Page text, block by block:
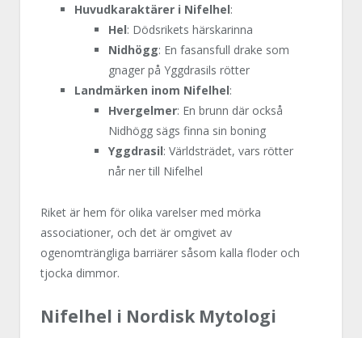
Huvudkaraktärer i Nifelhel:
Hel: Dödsrikets härskarinna
Nidhögg: En fasansfull drake som
gnager på Yggdrasils rötter
Landmärken inom Nifelhel:
Hvergelmer: En brunn där också
Nidhögg sägs finna sin boning
Yggdrasil: Världsträdet, vars rötter
når ner till Nifelhel
Riket är hem för olika varelser med mörka
associationer, och det är omgivet av
ogenomträngliga barriärer såsom kalla floder och
tjocka dimmor.
Nifelhel i Nordisk Mytologi